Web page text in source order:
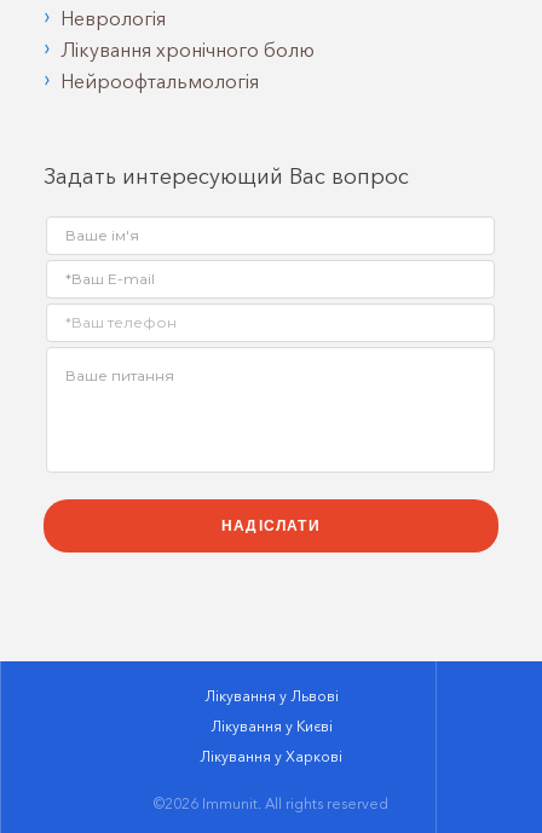
Неврологія
Лікування хронічного болю
Нейроофтальмологія
Задать интересующий Вас вопрос
Лікування у Львові
Лікування у Києві
Лікування у Харкові
©2026 Immunit. All rights reserved